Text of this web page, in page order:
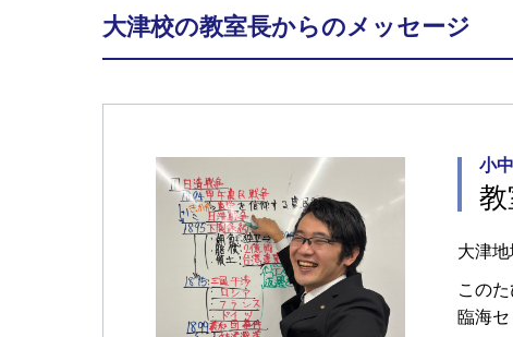
大津校の教室長からのメッセージ
小
大津
この
臨海